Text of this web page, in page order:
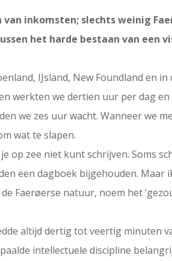
inkomsten; slechts weinig
het harde bestaan van een
IJsland, New Foundland en
werkten we dertien uur per dag
we zes uur wacht. Wanneer we
wat te slapen.
op zee niet kunt schrijven. Soms
een dagboek bijgehouden. Maar
Faerøerse natuur, noem het
altijd dertig tot veertig minuten
intellectuele discipline